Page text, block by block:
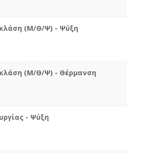
κλάση (Μ/Θ/Ψ) - Ψύξη
κλάση (Μ/Θ/Ψ) - Θέρμανση
- Ψύξη